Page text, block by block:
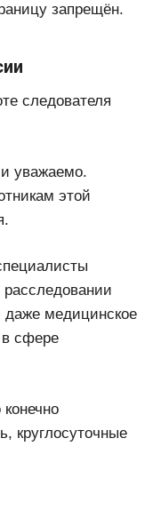
запрещён.
следователя
уважаемо.
этой
расследовании
даже медицинское
в сфере
круглосуточные